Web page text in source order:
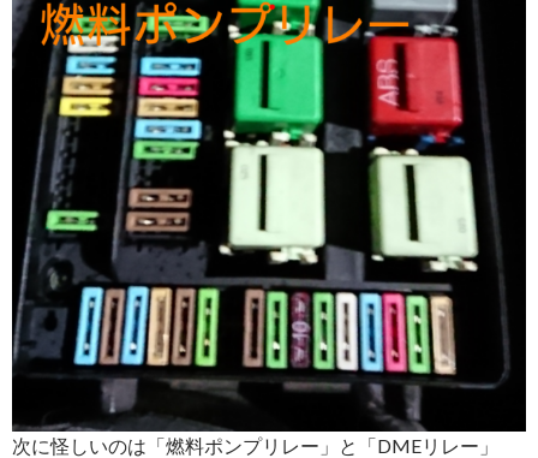
次に怪しいのは「燃料ポンプリレー」と「DMEリレー」